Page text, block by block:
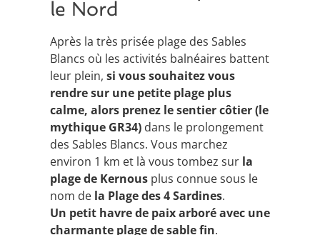
le Nord
Après la très prisée plage des Sables
Blancs où les activités balnéaires battent
leur plein, si vous souhaitez vous
rendre sur une petite plage plus
calme, alors prenez le sentier côtier (le
mythique GR34) dans le prolongement
des Sables Blancs. Vous marchez
environ 1 km et là vous tombez sur la
plage de Kernous plus connue sous le
nom de la Plage des 4 Sardines.
Un petit havre de paix arboré avec une
charmante plage de sable fin.